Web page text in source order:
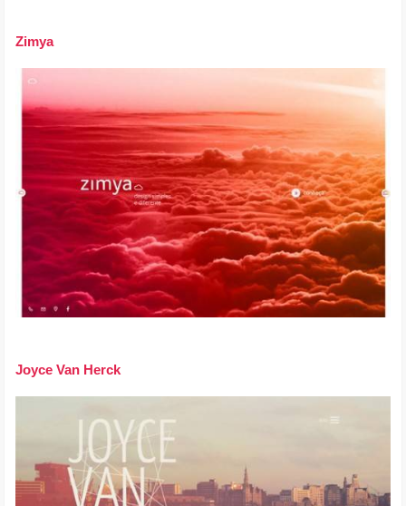
Zimya
Joyce Van Herck